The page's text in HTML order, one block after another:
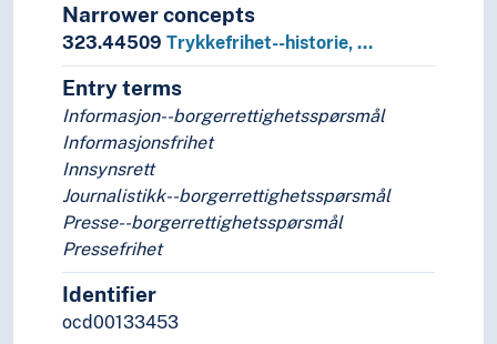
Narrower concepts
323.44509 Trykkefrihet--historie, …
Entry terms
Informasjon--borgerrettighetsspørsmål
Informasjonsfrihet
Innsynsrett
Journalistikk--borgerrettighetsspørsmål
Presse--borgerrettighetsspørsmål
Pressefrihet
Identifier
ocd00133453